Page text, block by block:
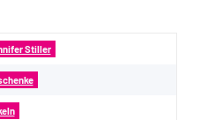
Stiller